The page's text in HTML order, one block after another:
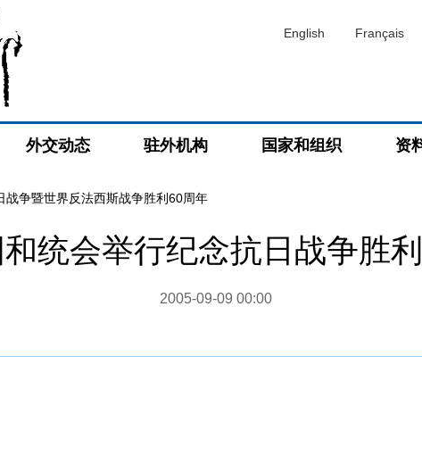
English Français
外交动态 驻外机构 国家和组织 资
战争暨世界反法西斯战争胜利60周年
统会举行纪念抗日战争胜
2005-09-09 00:00